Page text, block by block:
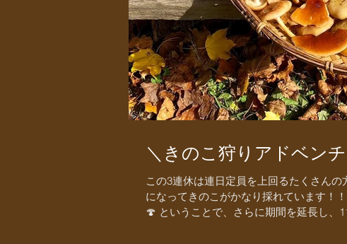
＼きのこ狩りアドベン
この3連休は連日定員を上回るたくさん
になってきのこがかなり採れています！
🍄 ということで、さらに期間を延長し、